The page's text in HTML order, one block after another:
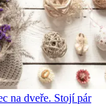
na dveře. Stojí pár